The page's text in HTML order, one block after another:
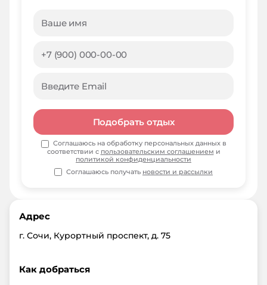
Адрес
г. Сочи, Курортный проспект, д. 75
Как добраться
Подобрать отдых
Соглашаюсь на обработку персональных данных в
соответствии с пользовательским соглашением и
политикой конфиденциальности
Соглашаюсь получать новости и рассылки